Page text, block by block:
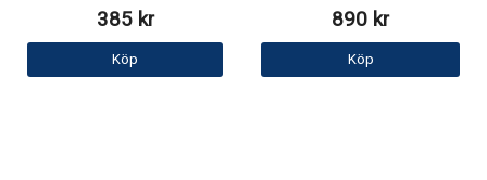
385 kr
Köp
890 kr
Köp